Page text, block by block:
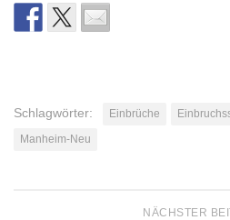
Schlagwörter: Einbrüche
Manheim-Neu
NÄCHSTER